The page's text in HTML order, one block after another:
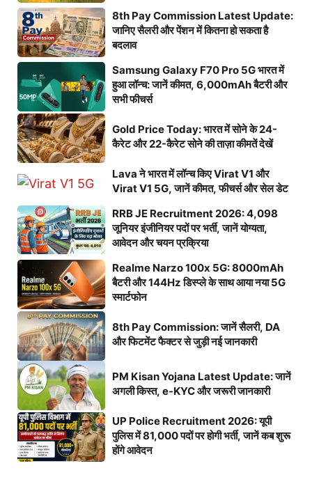
8th Pay Commission Latest Update:
जानिए सैलरी और पेंशन में कितना हो सकता है
बदलाव
Samsung Galaxy F70 Pro 5G भारत में
हुआ लॉन्च: जानें कीमत, 6,000mAh बैटरी और
सभी फीचर्स
Gold Price Today: भारत में सोने के 24-
कैरेट और 22-कैरेट सोने की ताज़ा कीमतें देखें
Lava ने भारत में लॉन्च किए Virat V1 और
Virat V1 5G, जानें कीमत, फीचर्स और सेल डेट
RRB JE Recruitment 2026: 4,098
जूनियर इंजीनियर पदों पर भर्ती, जानें योग्यता,
आवेदन और चयन प्रक्रिया
Realme Narzo 100x 5G: 8000mAh
बैटरी और 144Hz डिस्प्ले के साथ आया नया 5G
स्मार्टफोन
8th Pay Commission: जानें सैलरी, DA
और फिटमेंट फैक्टर से जुड़ी नई जानकारी
PM Kisan Yojana Latest Update: जानें
अगली किस्त, e-KYC और जरूरी जानकारी
UP Police Recruitment 2026: यूपी
पुलिस में 81,000 पदों पर होगी भर्ती, जानें कब शुरू
होंगे आवेदन